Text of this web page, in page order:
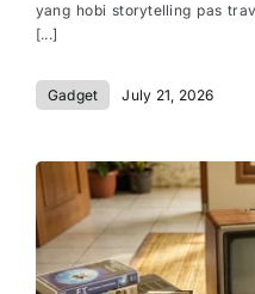
yang hobi storytelling pas
[...]
Gadget July 21, 2026